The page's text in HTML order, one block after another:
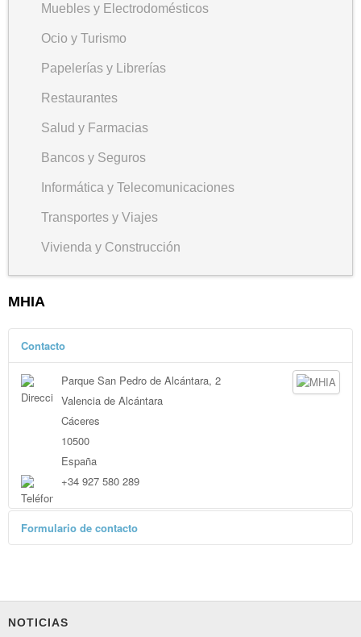
Muebles y Electrodomésticos
Ocio y Turismo
Papelerías y Librerías
Restaurantes
Salud y Farmacias
Bancos y Seguros
Informática y Telecomunicaciones
Transportes y Viajes
Vivienda y Construcción
MHIA
Contacto
Parque San Pedro de Alcántara, 2
Valencia de Alcántara
Cáceres
10500
España
+34 927 580 289
Formulario de contacto
Nombre*
NOTICIAS